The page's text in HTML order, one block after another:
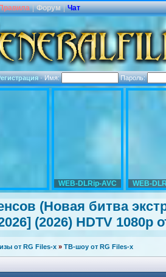
| Форум | Чат
·Имя: Пароль:
WEB-DLRip-AVC WEB-
(Новая битва
(2026) HDTV 1080р
от RG Files-x » ТВ-шоу от RG Files-x